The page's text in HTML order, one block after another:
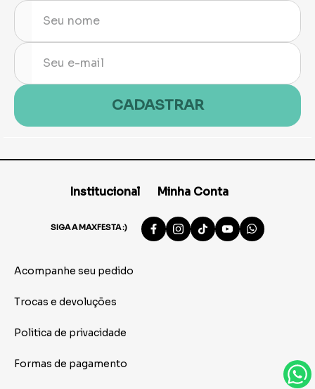
CADASTRAR
Institucional Minha Conta
SIGA A MAXFESTA :)
Acompanhe seu pedido
Trocas e devoluções
Politica de privacidade
Formas de pagamento